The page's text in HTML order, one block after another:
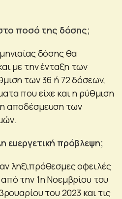
ποσό της δόσης;
δόσης θα
με την ένταξη των
των 36 ή 72 δόσεων,
που είχε και η ρύθμιση
αποδέσμευση των
ευεργετική πρόβλεψη;
ληξιπρόθεσμες οφειλές
την 1η Νοεμβρίου του
του 2023 και τις